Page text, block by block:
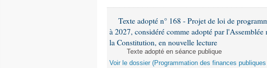
Texte adopté n° 168 - Projet de loi de
à 2027, considéré comme adopté par
la Constitution, en nouvelle lecture
Texte adopté en séance publique
Voir le dossier (Programmation des finances